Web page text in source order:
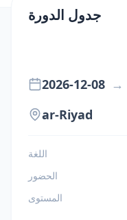
جدول الدورة
2026-12-08 →
ar-Riyad
اللغة
الحضور
المستوى